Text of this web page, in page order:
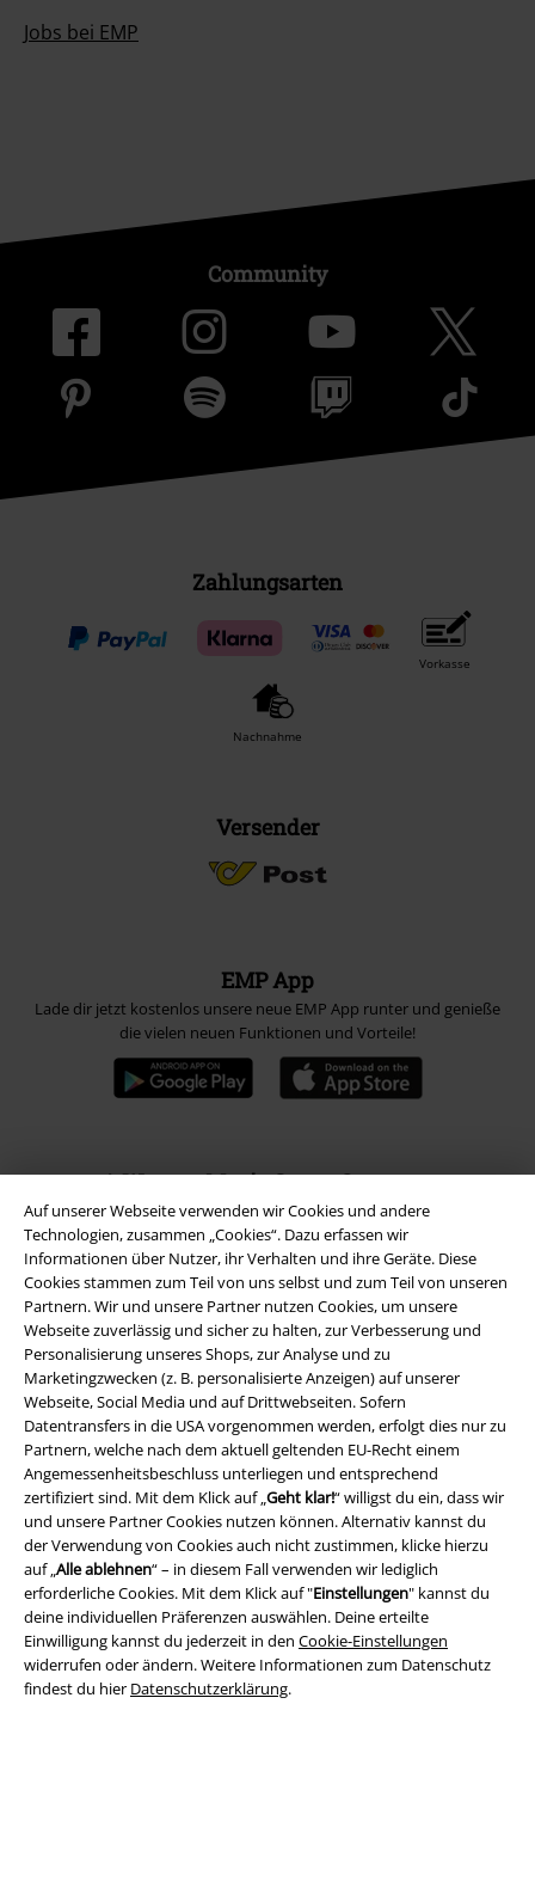
Auf unserer Webseite verwenden wir Cookies und andere
Technologien, zusammen „Cookies“. Dazu erfassen wir
Informationen über Nutzer, ihr Verhalten und ihre Geräte. Diese
Cookies stammen zum Teil von uns selbst und zum Teil von unseren
Partnern. Wir und unsere Partner nutzen Cookies, um unsere
Webseite zuverlässig und sicher zu halten, zur Verbesserung und
Personalisierung unseres Shops, zur Analyse und zu
Marketingzwecken (z. B. personalisierte Anzeigen) auf unserer
Webseite, Social Media und auf Drittwebseiten. Sofern
Datentransfers in die USA vorgenommen werden, erfolgt dies nur zu
Partnern, welche nach dem aktuell geltenden EU-Recht einem
Angemessenheitsbeschluss unterliegen und entsprechend
zertifiziert sind. Mit dem Klick auf „Geht klar!“ willigst du ein, dass wir
und unsere Partner Cookies nutzen können. Alternativ kannst du
der Verwendung von Cookies auch nicht zustimmen, klicke hierzu
auf „Alle ablehnen“ – in diesem Fall verwenden wir lediglich
erforderliche Cookies. Mit dem Klick auf "Einstellungen" kannst du
deine individuellen Präferenzen auswählen. Deine erteilte
Einwilligung kannst du jederzeit in den Cookie-Einstellungen
widerrufen oder ändern. Weitere Informationen zum Datenschutz
findest du hier Datenschutzerklärung.
Jobs bei EMP
Community
Zahlungsarten
Vorkasse
Nachnahme
Versender
EMP App
Lade dir jetzt kostenlos unsere neue EMP App runter und genieße
die vielen neuen Funktionen und Vorteile!
A Warner Music Group Company
Rechtliches
AGB
Impressum
Datenschutz